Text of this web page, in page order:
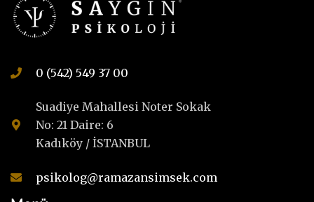
0 (542) 549 37 00
Suadiye Mahallesi Noter Sokak
No: 21 Daire: 6
Kadıköy / İSTANBUL
psikolog@ramazansimsek.com